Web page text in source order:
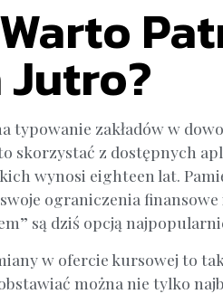
Jutro?
typowanie zakładów w
skorzystać z dostępnych
wynosi eighteen lat.
ograniczenia
są dziś opcją
w ofercie kursowej to
można nie tylko